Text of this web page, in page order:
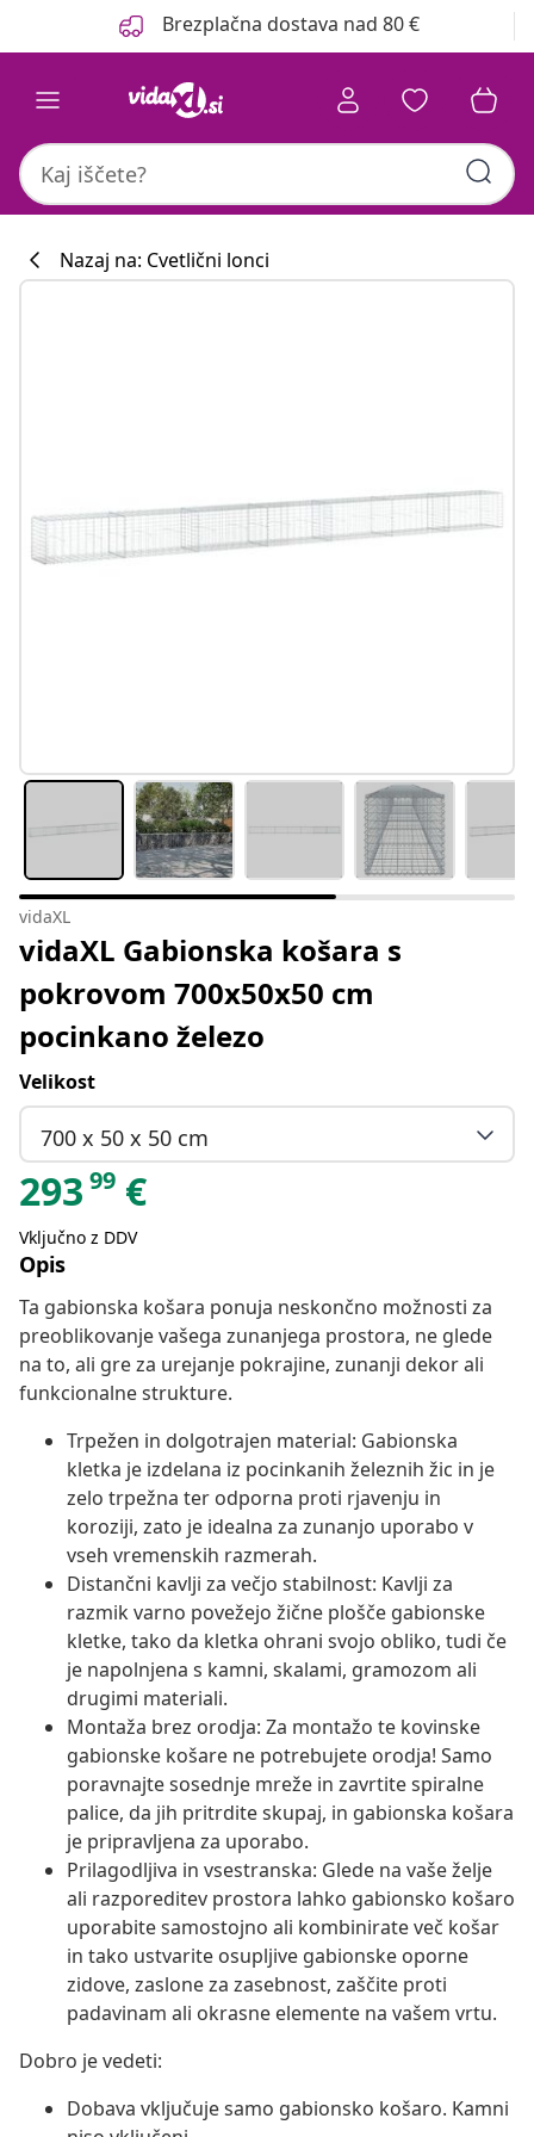
Brezplačna dostava nad 80 €
Nazaj na: Cvetlični lonci
vidaXL
vidaXL Gabionska košara s
pokrovom 700x50x50 cm
pocinkano železo
Velikost
700 x 50 x 50 cm
293 99 €
Vključno z DDV
Opis
Ta gabionska košara ponuja neskončno možnosti za
preoblikovanje vašega zunanjega prostora, ne glede
na to, ali gre za urejanje pokrajine, zunanji dekor ali
funkcionalne strukture.
Trpežen in dolgotrajen material: Gabionska
kletka je izdelana iz pocinkanih železnih žic in je
zelo trpežna ter odporna proti rjavenju in
koroziji, zato je idealna za zunanjo uporabo v
vseh vremenskih razmerah.
Distančni kavlji za večjo stabilnost: Kavlji za
razmik varno povežejo žične plošče gabionske
kletke, tako da kletka ohrani svojo obliko, tudi če
je napolnjena s kamni, skalami, gramozom ali
drugimi materiali.
Montaža brez orodja: Za montažo te kovinske
gabionske košare ne potrebujete orodja! Samo
poravnajte sosednje mreže in zavrtite spiralne
palice, da jih pritrdite skupaj, in gabionska košara
je pripravljena za uporabo.
Prilagodljiva in vsestranska: Glede na vaše želje
ali razporeditev prostora lahko gabionsko košaro
uporabite samostojno ali kombinirate več košar
in tako ustvarite osupljive gabionske oporne
zidove, zaslone za zasebnost, zaščite proti
padavinam ali okrasne elemente na vašem vrtu.
Dobro je vedeti:
Dobava vključuje samo gabionsko košaro. Kamni